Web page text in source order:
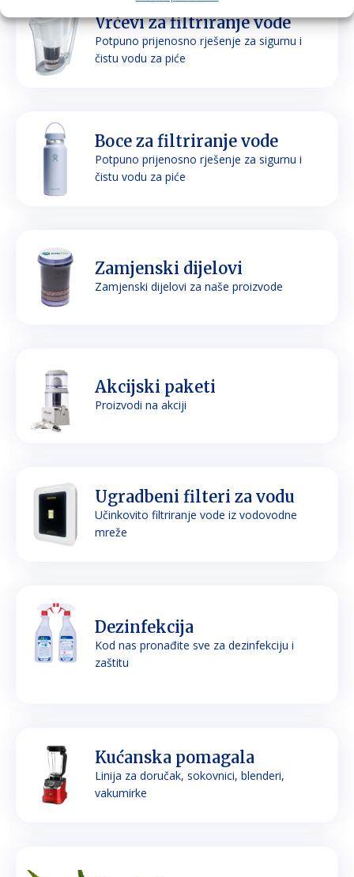
Vrčevi za filtriranje vode
Potpuno prijenosno rješenje za sigurnu i
čistu vodu za piće
Boce za filtriranje vode
Potpuno prijenosno rješenje za sigurnu i
čistu vodu za piće
Zamjenski dijelovi
Zamjenski dijelovi za naše proizvode
Akcijski paketi
Proizvodi na akciji
Ugradbeni filteri za vodu
Učinkovito filtriranje vode iz vodovodne
mreže
Dezinfekcija
Kod nas pronađite sve za dezinfekciju i
zaštitu
Kućanska pomagala
Linija za doručak, sokovnici, blenderi,
vakumirke